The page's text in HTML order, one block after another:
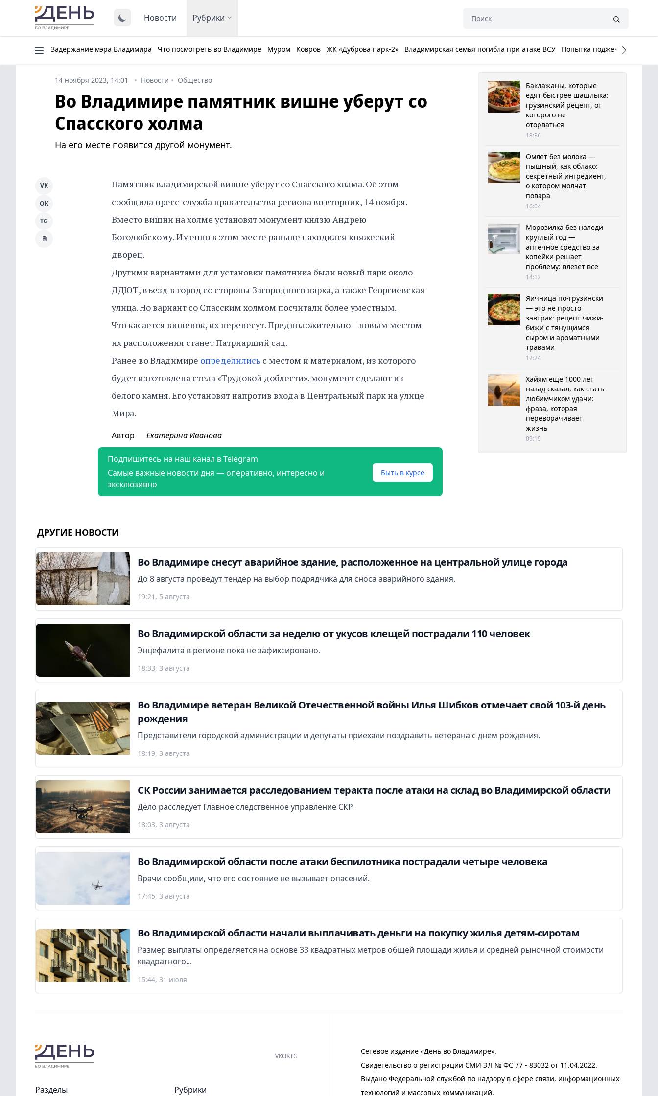
Новости Рубрики
Задержание мэра Владимира Что посмотреть во Владимире Муром Ковров ЖК «Дуброва парк-2» Владимирская семья погибла при атаке ВСУ Попытка поджечь Белый
14 ноября 2023, 14:01 Новости Общество
Во Владимире памятник вишне уберут со
Спасского холма
На его месте появится другой монумент.
Памятник владимирской вишне уберут со Спасского холма. Об этом
сообщила пресс-служба правительства региона во вторник, 14 ноября.
Вместо вишни на холме установят монумент князю Андрею
Боголюбскому. Именно в этом месте раньше находился княжеский
дворец.
Другими вариантами для установки памятника были новый парк около
ДДЮТ, въезд в город со стороны Загородного парка, а также Георгиевская
улица. Но вариант со Спасским холмом посчитали более уместным.
Что касается вишенок, их перенесут. Предположительно – новым местом
их расположения станет Патриарший сад.
Ранее во Владимире определились с местом и материалом, из которого
будет изготовлена стела «Трудовой доблести». монумент сделают из
белого камня. Его установят напротив входа в Центральный парк на улице
Мира.
VK
OK
TG
⎘
Автор Екатерина Иванова
Подпишитесь на наш канал в Telegram
Самые важные новости дня — оперативно, интересно и
эксклюзивно
Быть в курсе
Баклажаны, которые
едят быстрее шашлыка:
грузинский рецепт, от
которого не
оторваться
18:36
Омлет без молока —
пышный, как облако:
секретный ингредиент,
о котором молчат
повара
16:04
Морозилка без наледи
круглый год —
аптечное средство за
копейки решает
проблему: влезет все
14:12
Яичница по-грузински
— это не просто
завтрак: рецепт чижи-
бижи с тянущимся
сыром и ароматными
травами
12:24
Хайям еще 1000 лет
назад сказал, как стать
любимчиком удачи:
фраза, которая
переворачивает
жизнь
09:19
ДРУГИЕ НОВОСТИ
Во Владимире снесут аварийное здание, расположенное на центральной улице города
До 8 августа проведут тендер на выбор подрядчика для сноса аварийного здания.
19:21, 5 августа
Во Владимирской области за неделю от укусов клещей пострадали 110 человек
Энцефалита в регионе пока не зафиксировано.
18:33, 3 августа
Во Владимире ветеран Великой Отечественной войны Илья Шибков отмечает свой 103-й день
рождения
Представители городской администрации и депутаты приехали поздравить ветерана с днем рождения.
18:19, 3 августа
СК России занимается расследованием теракта после атаки на склад во Владимирской области
Дело расследует Главное следственное управление СКР.
18:03, 3 августа
Во Владимирской области после атаки беспилотника пострадали четыре человека
Врачи сообщили, что его состояние не вызывает опасений.
17:45, 3 августа
Во Владимирской области начали выплачивать деньги на покупку жилья детям-сиротам
Размер выплаты определяется на основе 33 квадратных метров общей площади жилья и средней рыночной стоимости
квадратного...
15:44, 31 июля
Сетевое издание «День во Владимире».
Свидетельство о регистрации СМИ ЭЛ № ФС 77 - 83032 от 11.04.2022.
Выдано Федеральной службой по надзору в сфере связи, информационных
технологий и массовых коммуникаций.
VKOKTG
Разделы Рубрики